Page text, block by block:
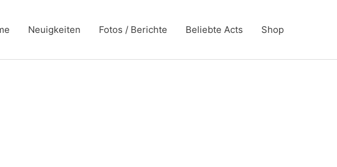
Neuigkeiten Fotos / Berichte Beliebte Acts Shop